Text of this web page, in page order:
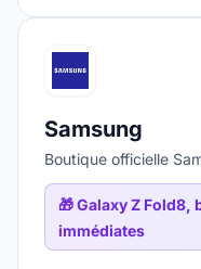
Samsung
Boutique officielle
🎁Galaxy Z Fold8,
immédiates